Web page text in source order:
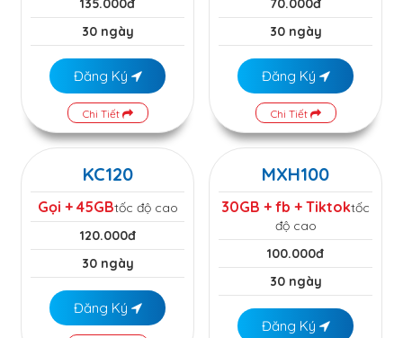
135.000đ
30 ngày
Đăng Ký
Chi Tiết
70.000đ
30 ngày
Đăng Ký
Chi Tiết
KC120
Gọi + 45GBtốc độ cao
120.000đ
30 ngày
Đăng Ký
MXH100
30GB + fb + Tiktoktốc
độ cao
100.000đ
30 ngày
Đăng Ký